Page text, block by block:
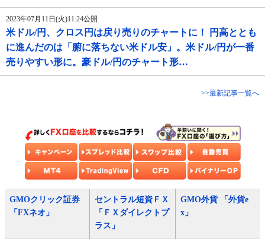
2023年07月11日(火)11:24公開
米ドル/円、クロス円は戻り売りのチャートに！ 円高ととも
に進んだのは「腑に落ちない米ドル安」。米ドル/円が一番
売りやすい形に。豪ドル/円のチャート形…
>>最新記事一覧へ
GMOクリック証券
「FXネオ」
セントラル短資ＦＸ
「ＦＸダイレクトプ
ラス」
GMO外貨 「外貨e
x」